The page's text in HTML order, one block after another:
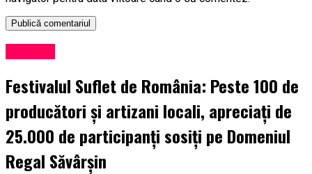
Festivalul Suflet de România: Peste 100 de
producători și artizani locali, apreciați de
25.000 de participanți sosiți pe Domeniul
Regal Săvârșin